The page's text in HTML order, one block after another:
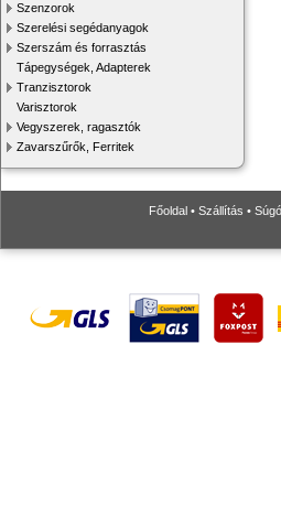
Szenzorok
Szerelési segédanyagok
Szerszám és forrasztás
Tápegységek, Adapterek
Tranzisztorok
Varisztorok
Vegyszerek, ragasztók
Zavarszűrők, Ferritek
Főoldal • Szállítás • Súgó